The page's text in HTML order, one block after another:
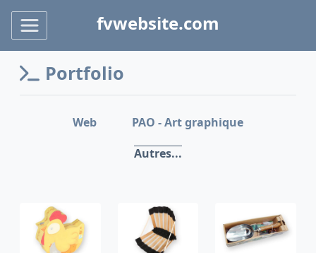
fvwebsite.com
Portfolio
Web
PAO - Art graphique
Autres...